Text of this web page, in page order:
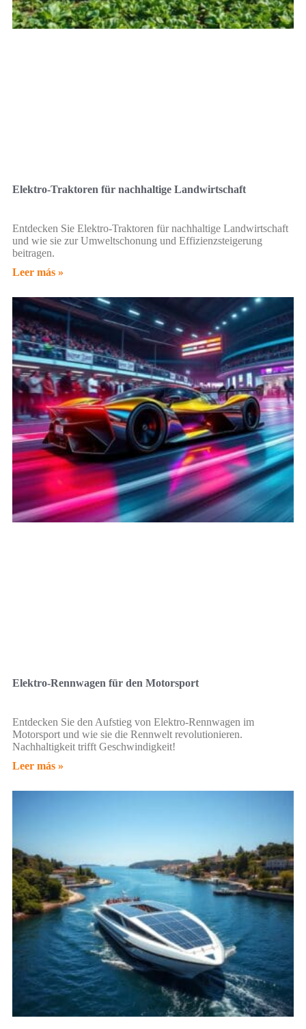
Elektro-Traktoren für nachhaltige Landwirtschaft
Entdecken Sie Elektro-Traktoren für nachhaltige Landwirtschaft
und wie sie zur Umweltschonung und Effizienzsteigerung
beitragen.
Leer más »
Elektro-Rennwagen für den Motorsport
Entdecken Sie den Aufstieg von Elektro-Rennwagen im
Motorsport und wie sie die Rennwelt revolutionieren.
Nachhaltigkeit trifft Geschwindigkeit!
Leer más »